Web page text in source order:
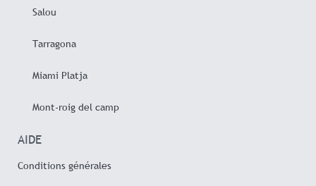
Salou
Tarragona
Miami Platja
Mont-roig del camp
AIDE
Conditions générales